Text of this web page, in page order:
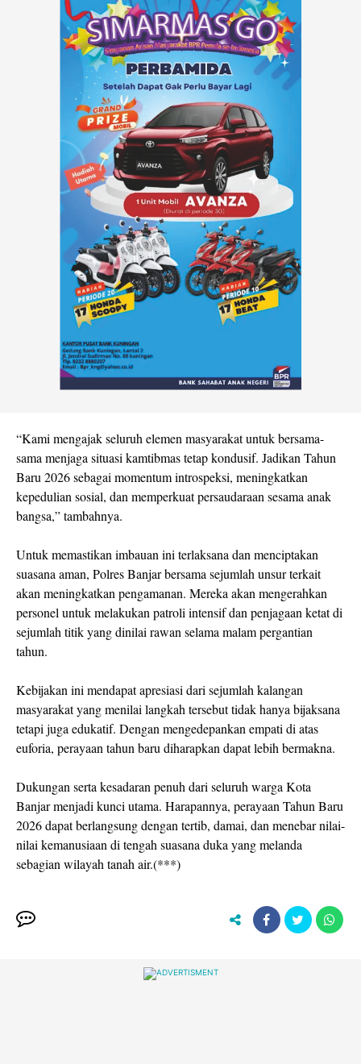
“Kami mengajak seluruh elemen masyarakat untuk bersama-
sama menjaga situasi kamtibmas tetap kondusif. Jadikan Tahun
Baru 2026 sebagai momentum introspeksi, meningkatkan
kepedulian sosial, dan memperkuat persaudaraan sesama anak
bangsa,” tambahnya.
Untuk memastikan imbauan ini terlaksana dan menciptakan
suasana aman, Polres Banjar bersama sejumlah unsur terkait
akan meningkatkan pengamanan. Mereka akan mengerahkan
personel untuk melakukan patroli intensif dan penjagaan ketat di
sejumlah titik yang dinilai rawan selama malam pergantian
tahun.
Kebijakan ini mendapat apresiasi dari sejumlah kalangan
masyarakat yang menilai langkah tersebut tidak hanya bijaksana
tetapi juga edukatif. Dengan mengedepankan empati di atas
euforia, perayaan tahun baru diharapkan dapat lebih bermakna.
Dukungan serta kesadaran penuh dari seluruh warga Kota
Banjar menjadi kunci utama. Harapannya, perayaan Tahun Baru
2026 dapat berlangsung dengan tertib, damai, dan menebar nilai-
nilai kemanusiaan di tengah suasana duka yang melanda
sebagian wilayah tanah air.(***)